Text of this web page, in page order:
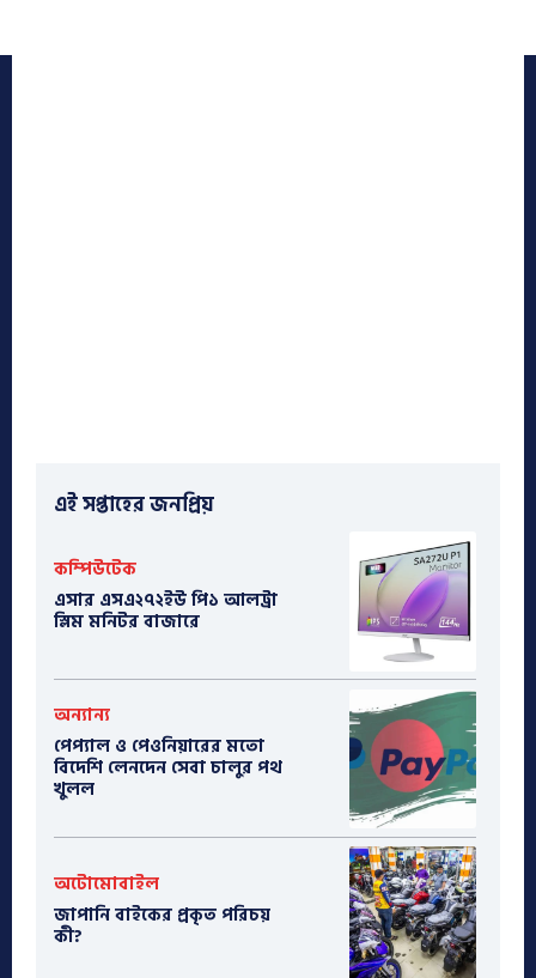
এই সপ্তাহের জনপ্রিয়
কম্পিউটেক
এসার এসএ২৭২ইউ পি১ আলট্রা
স্লিম মনিটর বাজারে
অন্যান্য
পেপ্যাল ও পেওনিয়ারের মতো
বিদেশি লেনদেন সেবা চালুর পথ
খুলল
অটোমোবাইল
​জাপানি বাইকের প্রকৃত পরিচয়
কী?